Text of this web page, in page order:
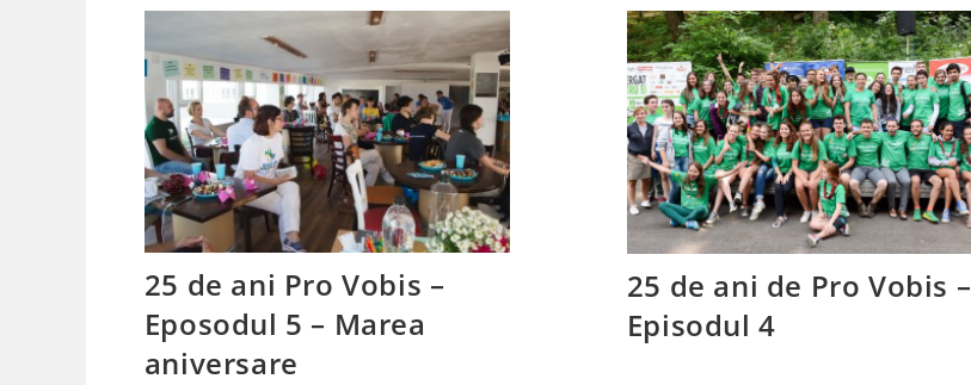
25 de ani Pro Vobis –
Eposodul 5 – Marea
aniversare
25 de ani de Pro Vobis –
Episodul 4